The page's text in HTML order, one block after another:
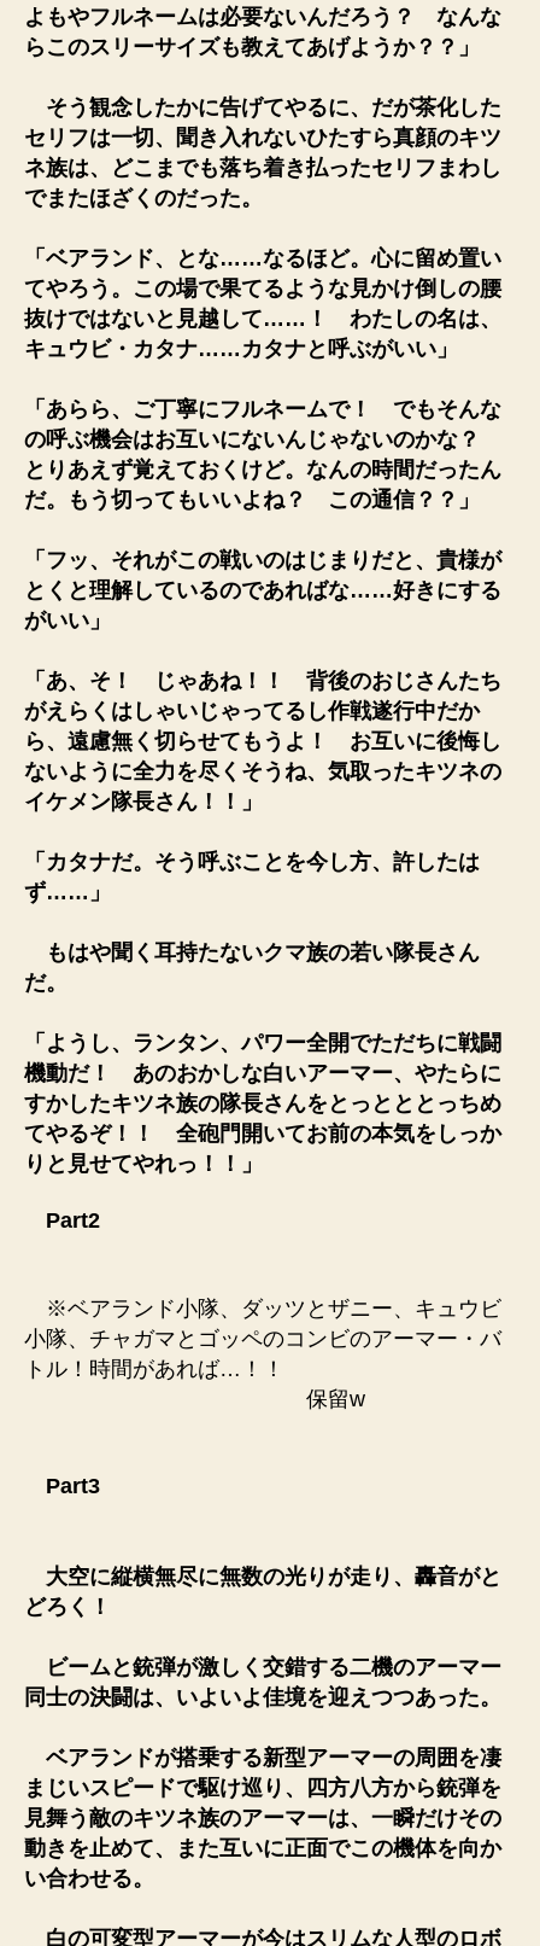
よもやフルネームは必要ないんだろう？ なんな
らこのスリーサイズも教えてあげようか？？」
そう観念したかに告げてやるに、だが茶化した
セリフは一切、聞き入れないひたすら真顔のキツ
ネ族は、どこまでも落ち着き払ったセリフまわし
でまたほざくのだった。
「ベアランド、とな……なるほど。心に留め置い
てやろう。この場で果てるような見かけ倒しの腰
抜けではないと見越して……！ わたしの名は、
キュウビ・カタナ……カタナと呼ぶがいい」
「あらら、ご丁寧にフルネームで！ でもそんな
の呼ぶ機会はお互いにないんじゃないのかな？
とりあえず覚えておくけど。なんの時間だったん
だ。もう切ってもいいよね？ この通信？？」
「フッ、それがこの戦いのはじまりだと、貴様が
とくと理解しているのであればな……好きにする
がいい」
「あ、そ！ じゃあね！！ 背後のおじさんたち
がえらくはしゃいじゃってるし作戦遂行中だか
ら、遠慮無く切らせてもうよ！ お互いに後悔し
ないように全力を尽くそうね、気取ったキツネの
イケメン隊長さん！！」
「カタナだ。そう呼ぶことを今し方、許したは
ず……」
もはや聞く耳持たないクマ族の若い隊長さん
だ。
「ようし、ランタン、パワー全開でただちに戦闘
機動だ！ あのおかしな白いアーマー、やたらに
すかしたキツネ族の隊長さんをとっとととっちめ
てやるぞ！！ 全砲門開いてお前の本気をしっか
りと見せてやれっ！！」
Part2
※ベアランド小隊、ダッツとザニー、キュウビ
小隊、チャガマとゴッペのコンビのアーマー・バ
トル！時間があれば…！！
保留w
Part3
大空に縦横無尽に無数の光りが走り、轟音がと
どろく！
ビームと銃弾が激しく交錯する二機のアーマー
同士の決闘は、いよいよ佳境を迎えつつあった。
ベアランドが搭乗する新型アーマーの周囲を凄
まじいスピードで駆け巡り、四方八方から銃弾を
見舞う敵のキツネ族のアーマーは、一瞬だけその
動きを止めて、また互いに正面でこの機体を向か
い合わせる。
白の可変型アーマーが今はスリムな人型のロボ